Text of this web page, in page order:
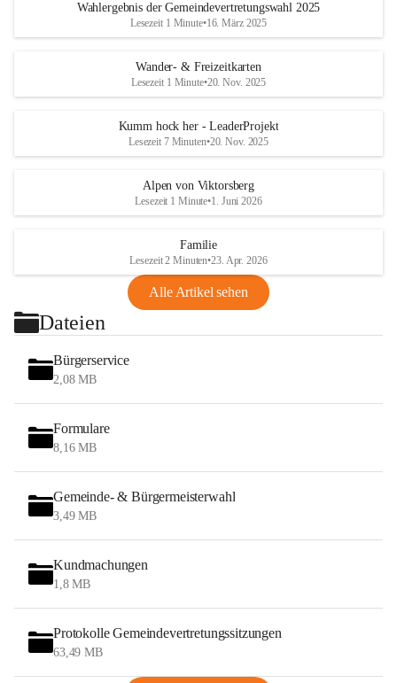
Wahlergebnis der Gemeindevertretungswahl 2025
Lesezeit 1 Minute•16. März 2025
Wander- & Freizeitkarten
Lesezeit 1 Minute•20. Nov. 2025
Kumm hock her - LeaderProjekt
Lesezeit 7 Minuten•20. Nov. 2025
Alpen von Viktorsberg
Lesezeit 1 Minute•1. Juni 2026
Familie
Lesezeit 2 Minuten•23. Apr. 2026
Alle Artikel sehen
Dateien
Bürgerservice
2,08 MB
Formulare
8,16 MB
Gemeinde- & Bürgermeisterwahl
3,49 MB
Kundmachungen
1,8 MB
Protokolle Gemeindevertretungssitzungen
63,49 MB